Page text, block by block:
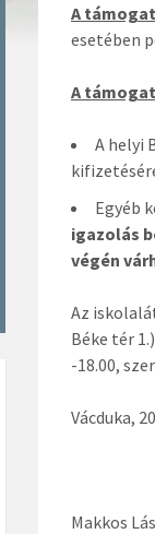
A
esetében
A
A helyi
Egyéb
igazolás
végén
Az
Béke tér
-18.00,
Vácduka,
Makkos